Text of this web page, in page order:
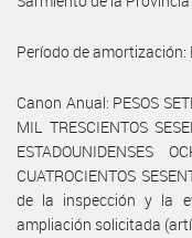
Período de amortización:
Canon Anual: PESOS
MIL TRESCIENTOS
ESTADOUNIDENSES
CUATROCIENTOS
de la inspección y la
ampliación solicitada